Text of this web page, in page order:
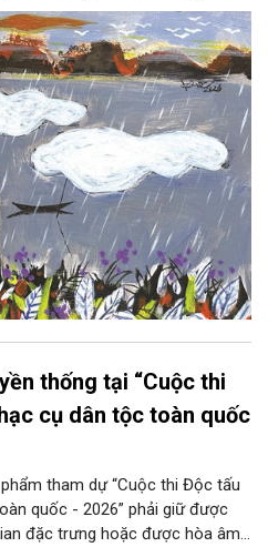
phía cuối sông, đám hoa tím
lên một lớp khói.
thống tại “Cuộc thi
cụ dân tộc toàn quốc
tham dự “Cuộc thi Độc tấu
quốc - 2026” phải giữ được
đặc trưng hoặc được hòa âm,